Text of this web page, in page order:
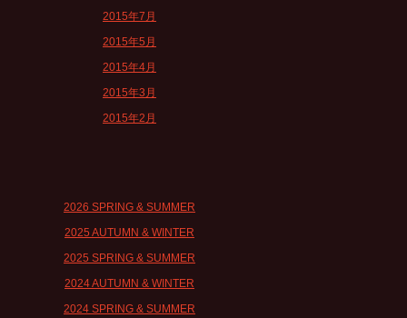
2015年7月
2015年5月
2015年4月
2015年3月
2015年2月
2026 SPRING & SUMMER
2025 AUTUMN & WINTER
2025 SPRING & SUMMER
2024 AUTUMN & WINTER
2024 SPRING & SUMMER